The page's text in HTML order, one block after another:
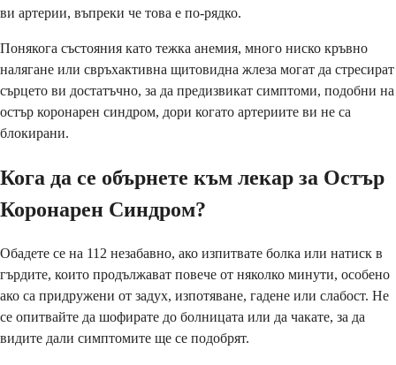
ви артерии, въпреки че това е по-рядко.
Понякога състояния като тежка анемия, много ниско кръвно
налягане или свръхактивна щитовидна жлеза могат да стресират
сърцето ви достатъчно, за да предизвикат симптоми, подобни на
остър коронарен синдром, дори когато артериите ви не са
блокирани.
Кога да се обърнете към лекар за Остър
Коронарен Синдром?
Обадете се на 112 незабавно, ако изпитвате болка или натиск в
гърдите, които продължават повече от няколко минути, особено
ако са придружени от задух, изпотяване, гадене или слабост. Не
се опитвайте да шофирате до болницата или да чакате, за да
видите дали симптомите ще се подобрят.